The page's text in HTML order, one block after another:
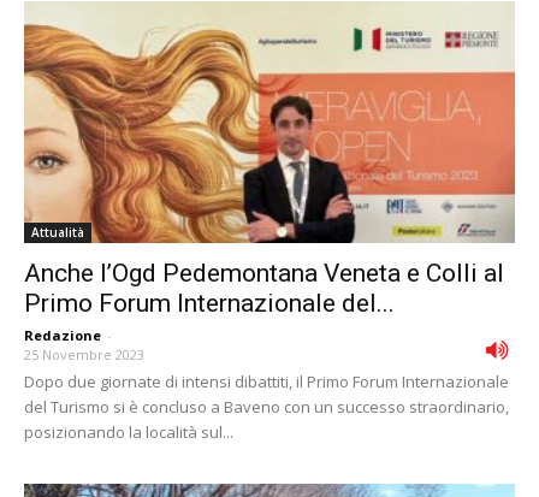
Attualità
Anche l’Ogd Pedemontana Veneta e Colli al
Primo Forum Internazionale del...
Redazione -
25 Novembre 2023
Dopo due giornate di intensi dibattiti, il Primo Forum Internazionale
del Turismo si è concluso a Baveno con un successo straordinario,
posizionando la località sul...